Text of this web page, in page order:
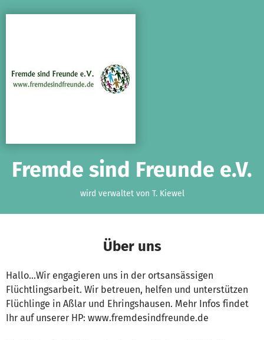
Fremde sind Freunde e.V.
wird verwaltet von T. Kiewel
Über uns
Hallo...Wir engagieren uns in der ortsansässigen
Flüchtlingsarbeit. Wir betreuen, helfen und unterstützen
Flüchlinge in Aßlar und Ehringshausen. Mehr Infos findet
Ihr auf unserer HP: www.fremdesindfreunde.de